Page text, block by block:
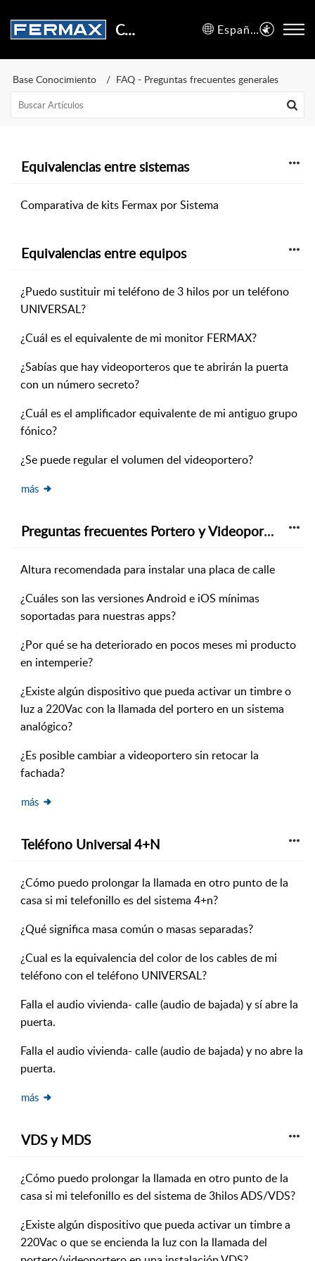
Centro de Soporte Español (España)
Base Conocimiento FAQ - Preguntas frecuentes generales
Equivalencias entre sistemas
Comparativa de kits Fermax por Sistema
Equivalencias entre equipos
¿Puedo sustituir mi teléfono de 3 hilos por un teléfono
UNIVERSAL?
¿Cuál es el equivalente de mi monitor FERMAX?
¿Sabías que hay videoporteros que te abrirán la puerta
con un número secreto?
¿Cuál es el amplificador equivalente de mi antiguo grupo
fónico?
¿Se puede regular el volumen del videoportero?
más
Preguntas frecuentes Portero y Videoportero
Altura recomendada para instalar una placa de calle
¿Cuáles son las versiones Android e iOS mínimas
soportadas para nuestras apps?
¿Por qué se ha deteriorado en pocos meses mi producto
en intemperie?
¿Existe algún dispositivo que pueda activar un timbre o
luz a 220Vac con la llamada del portero en un sistema
analógico?
¿Es posible cambiar a videoportero sin retocar la
fachada?
más
Teléfono Universal 4+N
¿Cómo puedo prolongar la llamada en otro punto de la
casa si mi telefonillo es del sistema 4+n?
¿Qué significa masa común o masas separadas?
¿Cual es la equivalencia del color de los cables de mi
teléfono con el teléfono UNIVERSAL?
Falla el audio vivienda- calle (audio de bajada) y sí abre la
puerta.
Falla el audio vivienda- calle (audio de bajada) y no abre la
puerta.
más
VDS y MDS
¿Cómo puedo prolongar la llamada en otro punto de la
casa si mi telefonillo es del sistema de 3hilos ADS/VDS?
¿Existe algún dispositivo que pueda activar un timbre a
220Vac o que se encienda la luz con la llamada del